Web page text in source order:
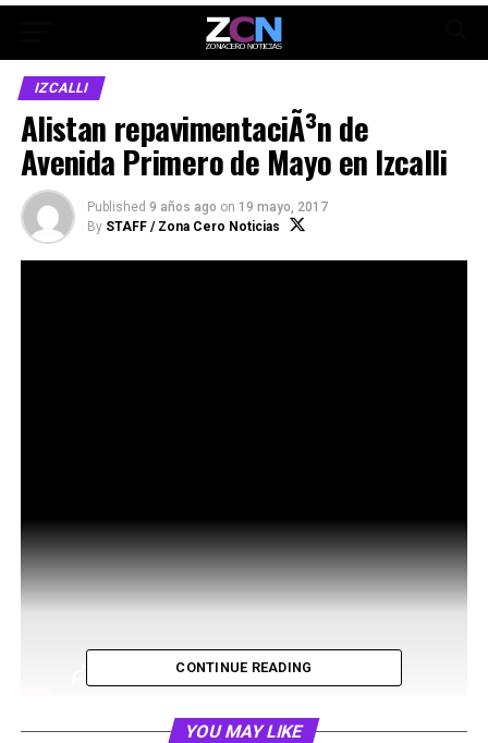
IZCALLI
Alistan repavimentaciÃ³n de
Avenida Primero de Mayo en Izcalli
Published 9 años ago on 19 mayo, 2017
By STAFF / Zona Cero Noticias
CONTINUE READING
YOU MAY LIKE